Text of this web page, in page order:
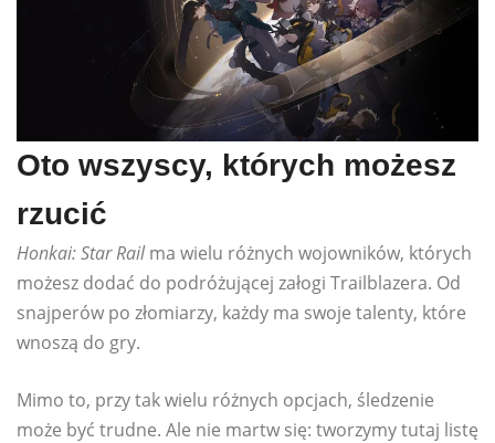
Oto wszyscy, których możesz
rzucić
Honkai: Star Railma wielu różnych wojowników, których
możesz dodać do podróżującej załogi Trailblazera. Od
snajperów po złomiarzy, każdy ma swoje talenty, które
wnoszą do gry.
Mimo to, przy tak wielu różnych opcjach, śledzenie
może być trudne. Ale nie martw się: tworzymy tutaj listę